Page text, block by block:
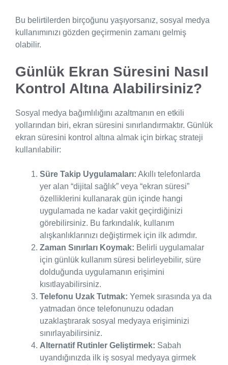
Bu belirtilerden birçoğunu yaşıyorsanız, sosyal medya
kullanımınızı gözden geçirmenin zamanı gelmiş
olabilir.
Günlük Ekran Süresini Nasıl
Kontrol Altına Alabilirsiniz?
Sosyal medya bağımlılığını azaltmanın en etkili
yollarından biri, ekran süresini sınırlandırmaktır. Günlük
ekran süresini kontrol altına almak için birkaç strateji
kullanılabilir:
Süre Takip Uygulamaları: Akıllı telefonlarda
yer alan “dijital sağlık” veya “ekran süresi”
özelliklerini kullanarak gün içinde hangi
uygulamada ne kadar vakit geçirdiğinizi
görebilirsiniz. Bu farkındalık, kullanım
alışkanlıklarınızı değiştirmek için ilk adımdır.
Zaman Sınırları Koymak: Belirli uygulamalar
için günlük kullanım süresi belirleyebilir, süre
dolduğunda uygulamanın erişimini
kısıtlayabilirsiniz.
Telefonu Uzak Tutmak: Yemek sırasında ya da
yatmadan önce telefonunuzu odadan
uzaklaştırarak sosyal medyaya erişiminizi
sınırlayabilirsiniz.
Alternatif Rutinler Geliştirmek: Sabah
uyandığınızda ilk iş sosyal medyaya girmek